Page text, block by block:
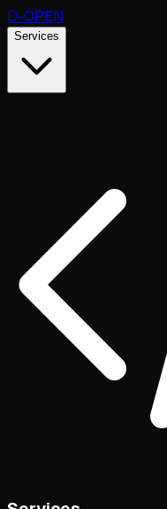
D-OPEN
Services